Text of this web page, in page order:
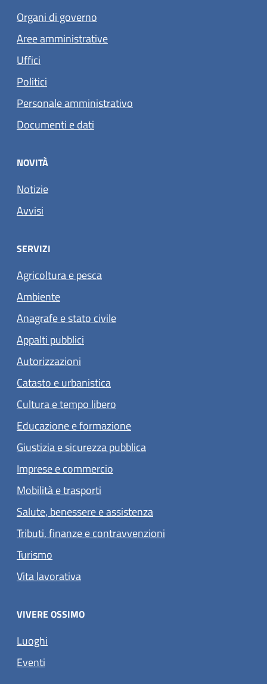
Organi di governo
Aree amministrative
Uffici
Politici
Personale amministrativo
Documenti e dati
NOVITÀ
Notizie
Avvisi
SERVIZI
Agricoltura e pesca
Ambiente
Anagrafe e stato civile
Appalti pubblici
Autorizzazioni
Catasto e urbanistica
Cultura e tempo libero
Educazione e formazione
Giustizia e sicurezza pubblica
Imprese e commercio
Mobilità e trasporti
Salute, benessere e assistenza
Tributi, finanze e contravvenzioni
Turismo
Vita lavorativa
VIVERE OSSIMO
Luoghi
Eventi